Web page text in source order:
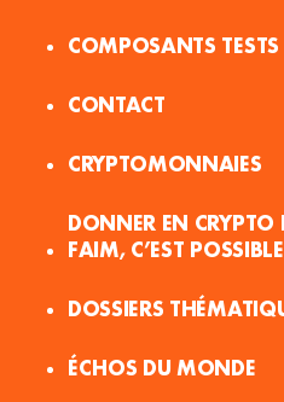
COMPOSANTS TESTS
CONTACT
CRYPTOMONNAIES
DONNER EN
FAIM, C’EST POSSIBLE
DOSSIERS
ÉCHOS DU MONDE